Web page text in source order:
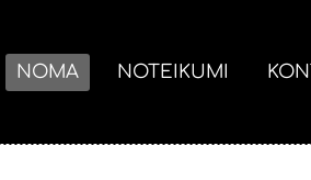
NOMA NOTEIKUMI